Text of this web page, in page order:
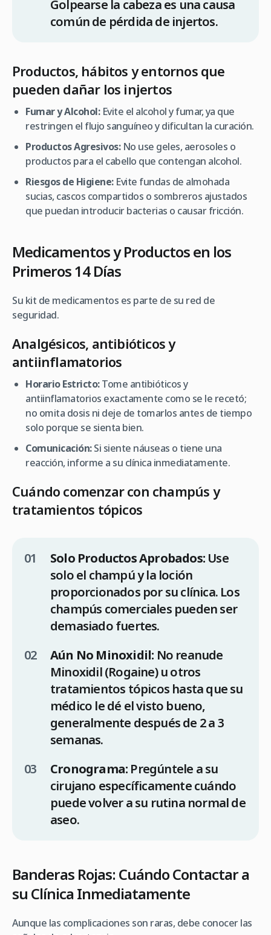
Golpearse la cabeza es una causa
común de pérdida de injertos.
Productos, hábitos y entornos que
pueden dañar los injertos
Fumar y Alcohol:Evite el alcohol y fumar, ya que
restringen el flujo sanguíneo y dificultan la curación.
Productos Agresivos:No use geles, aerosoles o
productos para el cabello que contengan alcohol.
Riesgos de Higiene:Evite fundas de almohada
sucias, cascos compartidos o sombreros ajustados
que puedan introducir bacterias o causar fricción.
Medicamentos y Productos en los
Primeros 14 Días
Su kit de medicamentos es parte de su red de
seguridad.
Analgésicos, antibióticos y
antiinflamatorios
Horario Estricto:Tome antibióticos y
antiinflamatorios exactamente como se le recetó;
no omita dosis ni deje de tomarlos antes de tiempo
solo porque se sienta bien.
Comunicación:Si siente náuseas o tiene una
reacción, informe a su clínica inmediatamente.
Cuándo comenzar con champús y
tratamientos tópicos
Solo Productos Aprobados: Use
solo el champú y la loción
proporcionados por su clínica. Los
champús comerciales pueden ser
demasiado fuertes.
Aún No Minoxidil: No reanude
Minoxidil (Rogaine) u otros
tratamientos tópicos hasta que su
médico le dé el visto bueno,
generalmente después de 2 a 3
semanas.
Cronograma: Pregúntele a su
cirujano específicamente cuándo
puede volver a su rutina normal de
aseo.
Banderas Rojas: Cuándo Contactar a
su Clínica Inmediatamente
Aunque las complicaciones son raras, debe conocer las